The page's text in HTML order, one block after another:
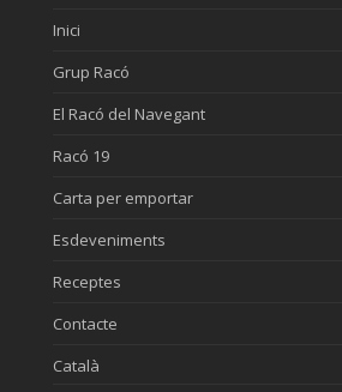
Inici
Grup Racó
El Racó del Navegant
Racó 19
Carta per emportar
Esdeveniments
Receptes
Contacte
Català